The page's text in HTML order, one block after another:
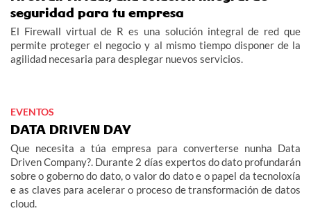
seguridad para tu empresa
El Firewall virtual de R es una solución integral de red que
permite proteger el negocio y al mismo tiempo disponer de la
agilidad necesaria para desplegar nuevos servicios.
EVENTOS
DATA DRIVEN DAY
Que necesita a túa empresa para converterse nunha Data
Driven Company?. Durante 2 días expertos do dato profundarán
sobre o goberno do dato, o valor do dato e o papel da tecnoloxía
e as claves para acelerar o proceso de transformación de datos
cloud.